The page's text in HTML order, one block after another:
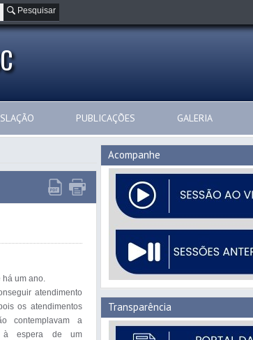
Pesquisar
PUBLICAÇÕES GALERIA
há um ano.
atendimento
os atendimentos
contemplavam a
à espera de um
Acompanhe
Transparência